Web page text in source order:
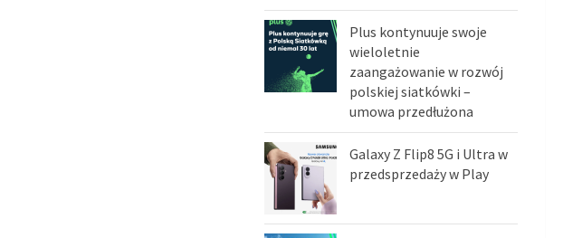
Plus kontynuuje swoje
wieloletnie
zaangażowanie w rozwój
polskiej siatkówki –
umowa przedłużona
Galaxy Z Flip8 5G i Ultra w
przedsprzedaży w Play